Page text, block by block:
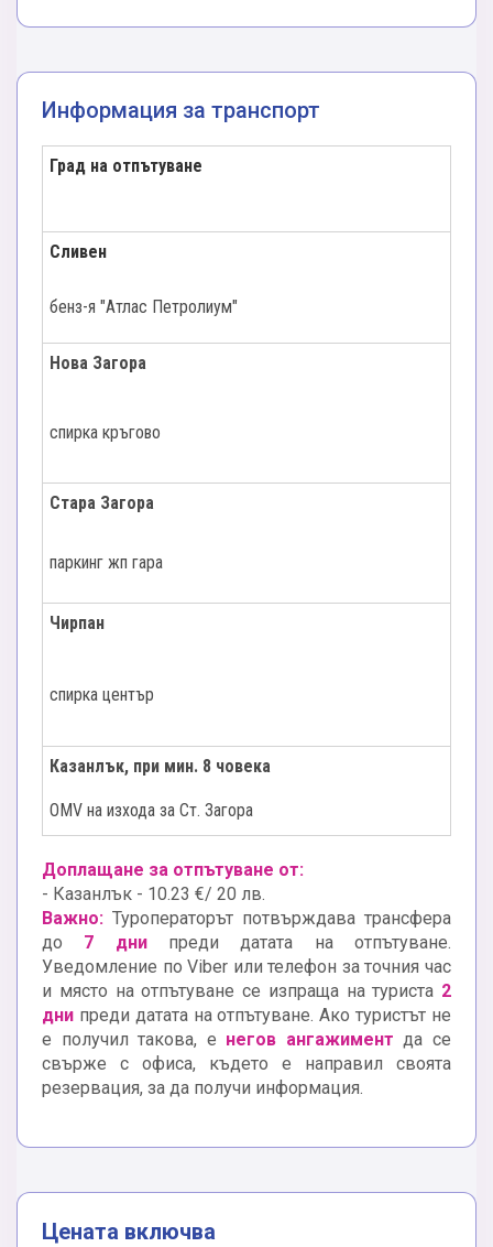
в СПА центъра– перфектният завършек на
Нощувка.
пътешествие назад във времето
* Туроператорът си запазва правото да
променя последователността на изпълнение
Информация за транспорт
Град на отпътуване
Сливен
бенз-я "Атлас Петролиум"
Нова Загора
спирка кръгово
Стара Загора
паркинг жп гара
Чирпан
спирка център
Казанлък, при мин. 8 човека
ОМV на изхода за Ст. Загора
Доплащане за отпътуване от:
- Казанлък - 10.23 €/ 20 лв.
Важно: Туроператорът потвърждава трансфера
до 7 днипреди датата на отпътуване.
Уведомление по Viber или телефон за точния час
и място на отпътуване се изпраща на туриста 2
дни преди датата на отпътуване. Ако туристът не
е получил такова, е негов ангажимент да се
свърже с офиса, където е направил своята
резервация, за да получи информация.
Цената включва